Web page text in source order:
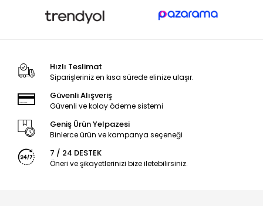
Hızlı Teslimat
Siparişleriniz en kısa sürede elinize ulaşır.
Güvenli Alışveriş
Güvenli ve kolay ödeme sistemi
Geniş Ürün Yelpazesi
Binlerce ürün ve kampanya seçeneği
7 / 24 DESTEK
Öneri ve şikayetlerinizi bize iletebilirsiniz.